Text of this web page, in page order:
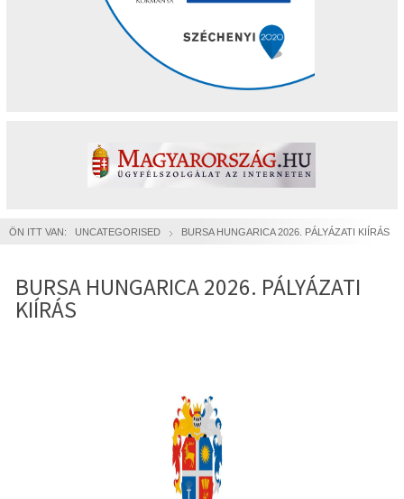
ÖN ITT VAN: UNCATEGORISED BURSA HUNGARICA 2026. PÁLYÁZATI KIÍRÁS
BURSA HUNGARICA 2026. PÁLYÁZATI
KIÍRÁS